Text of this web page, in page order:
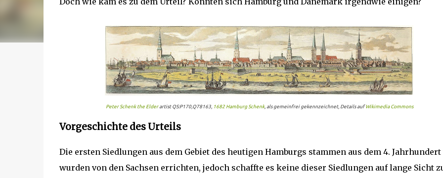
Peter Schenk the Elderartist QS:P170,Q78163, 1682 Hamburg Schenk, als gemeinfrei gekennzeichnet, Details aufWikimedia Commons
Vorgeschichte des Urteils
Die ersten Siedlungen aus dem Gebiet des heutigen Hamburgs stammen aus dem 4. Jahrhundert
wurden von den Sachsen errichten, jedoch schaffte es keine dieser Siedlungen auf lange Sicht